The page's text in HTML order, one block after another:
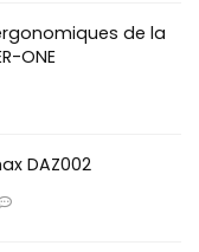
de la
ONE
DAZ002